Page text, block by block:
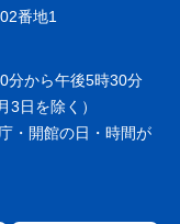
番地1
分から午後5時30分
3日を除く）
・開館の日・時間が